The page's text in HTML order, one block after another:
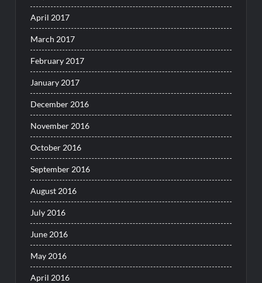
April 2017
March 2017
February 2017
January 2017
December 2016
November 2016
October 2016
September 2016
August 2016
July 2016
June 2016
May 2016
April 2016